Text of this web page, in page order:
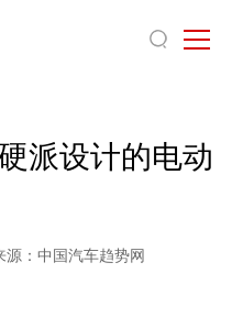
派设计的电动
源：中国汽车趋势网